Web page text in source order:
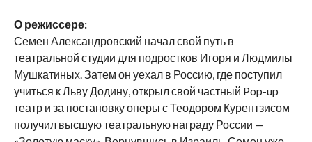
О режиссере:
Семен Александровский начал свой путь в
театральной студии для подростков Игоря и Людмилы
Мушкатиных. Затем он уехал в Россию, где поступил
учиться к Льву Додину, открыл свой частный Pop-up
театр и за постановку оперы с Теодором Курентзисом
получил высшую театральную награду России —